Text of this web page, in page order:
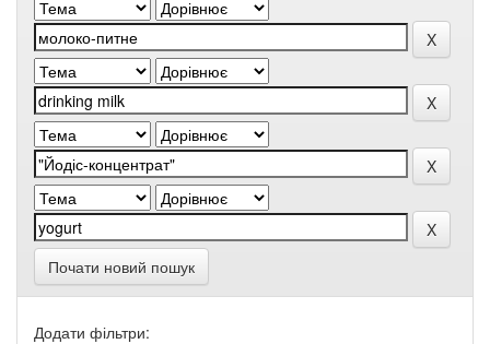
Почати новий пошук
Додати фільтри: